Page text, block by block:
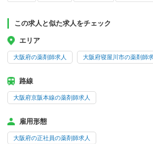
この求人と似た求人をチェック
エリア
大阪府の薬剤師求人 大阪府寝屋川市の薬剤師
路線
大阪府京阪本線の薬剤師求人
雇用形態
大阪府の正社員の薬剤師求人